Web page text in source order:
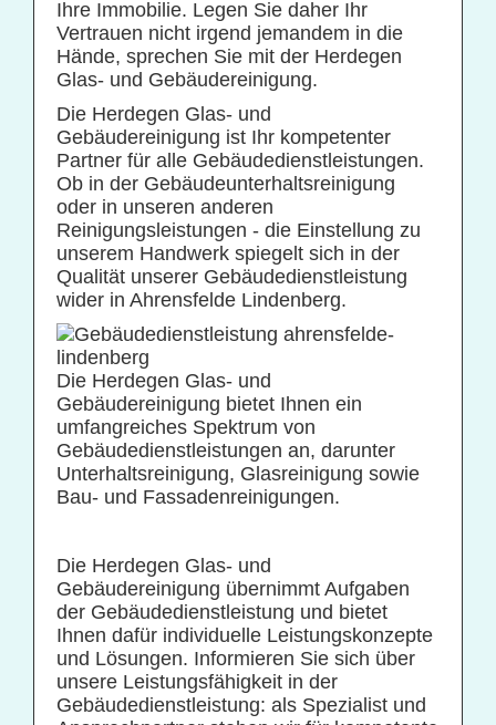
Glas- und Glasfassadenreinigung
Großküchenreinigung
Grundreinigung
Industriereinigung
Kino- und Theatersaalreinigung
Kitareinigung
Praxisreinigung
Privathaushaltsreinigung
Restaurantreinigung
Schulreinigung
Solaranlagenreinigung mit Osmosetechnik
Teppichbodenreinigung
Unterhaltsreinigung
Verkehrsmittelreinigung
Hausmeisterservice
Grünflächenpflege
Winterdienst
Ihre Immobilie. Legen Sie daher Ihr
Vertrauen nicht irgend jemandem in die
Hände, sprechen Sie mit der Herdegen
Glas- und Gebäudereinigung.
Die Herdegen Glas- und
Gebäudereinigung ist Ihr kompetenter
Partner für alle Gebäudedienstleistungen.
Ob in der Gebäudeunterhaltsreinigung
oder in unseren anderen
Reinigungsleistungen - die Einstellung zu
unserem Handwerk spiegelt sich in der
Qualität unserer Gebäudedienstleistung
wider in Ahrensfelde Lindenberg.
Die Herdegen Glas- und
Gebäudereinigung bietet Ihnen ein
umfangreiches Spektrum von
Gebäudedienstleistungen an, darunter
Unterhaltsreinigung, Glasreinigung sowie
Bau- und Fassadenreinigungen.
Die Herdegen Glas- und
Gebäudereinigung übernimmt Aufgaben
der Gebäudedienstleistung und bietet
Ihnen dafür individuelle Leistungskonzepte
und Lösungen. Informieren Sie sich über
unsere Leistungsfähigkeit in der
Gebäudedienstleistung: als Spezialist und